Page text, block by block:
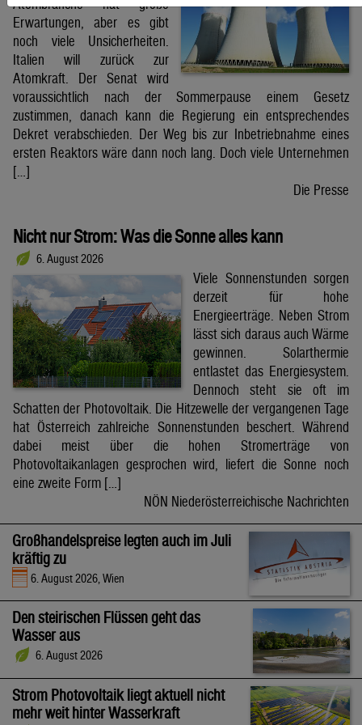
Atombranche hat große
Erwartungen, aber es gibt
noch viele Unsicherheiten.
Italien will zurück zur
Atomkraft. Der Senat wird
voraussichtlich nach der Sommerpause einem Gesetz
zustimmen, danach kann die Regierung ein entsprechendes
Dekret verabschieden. Der Weg bis zur Inbetriebnahme eines
ersten Reaktors wäre dann noch lang. Doch viele Unternehmen
[…]
Die Presse
Nicht nur Strom: Was die Sonne alles kann
6. August 2026
Viele Sonnenstunden sorgen
derzeit für hohe
Energieerträge. Neben Strom
lässt sich daraus auch Wärme
gewinnen. Solarthermie
entlastet das Energiesystem.
Dennoch steht sie oft im
Schatten der Photovoltaik. Die Hitzewelle der vergangenen Tage
hat Österreich zahlreiche Sonnenstunden beschert. Während
dabei meist über die hohen Stromerträge von
Photovoltaikanlagen gesprochen wird, liefert die Sonne noch
eine zweite Form […]
NÖN Niederösterreichische Nachrichten
Großhandelspreise legten auch im Juli
kräftig zu
6. August 2026, Wien
Den steirischen Flüssen geht das
Wasser aus
6. August 2026
Strom Photovoltaik liegt aktuell nicht
mehr weit hinter Wasserkraft